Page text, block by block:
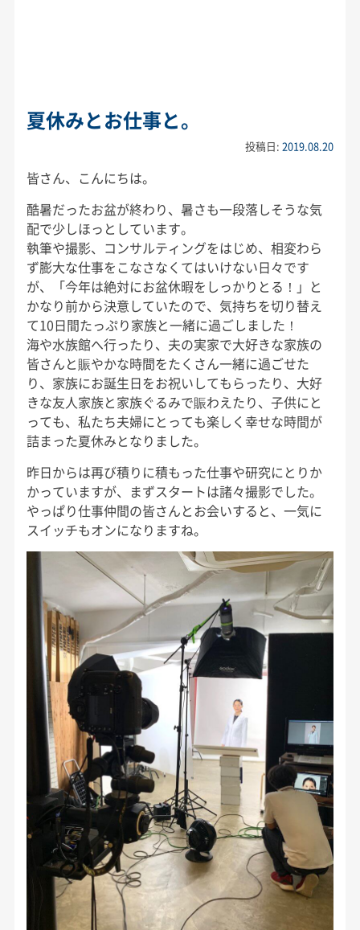
夏休みとお仕事と。
投稿日:2019.08.20
皆さん、こんにちは。
酷暑だったお盆が終わり、暑さも一段落しそうな気
配で少しほっとしています。
執筆や撮影、コンサルティングをはじめ、相変わら
ず膨大な仕事をこなさなくてはいけない日々です
が、「今年は絶対にお盆休暇をしっかりとる！」と
かなり前から決意していたので、気持ちを切り替え
て10日間たっぷり家族と一緒に過ごしました！
海や水族館へ行ったり、夫の実家で大好きな家族の
皆さんと賑やかな時間をたくさん一緒に過ごせた
り、家族にお誕生日をお祝いしてもらったり、大好
きな友人家族と家族ぐるみで賑わえたり、子供にと
っても、私たち夫婦にとっても楽しく幸せな時間が
詰まった夏休みとなりました。
昨日からは再び積りに積もった仕事や研究にとりか
かっていますが、まずスタートは諸々撮影でした。
やっぱり仕事仲間の皆さんとお会いすると、一気に
スイッチもオンになりますね。